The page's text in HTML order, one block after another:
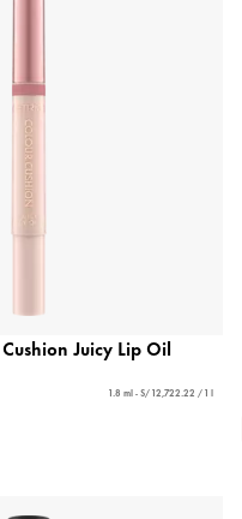
Juicy Lip Oil
1.8 ml - S/ 12,722.22 / 1 l